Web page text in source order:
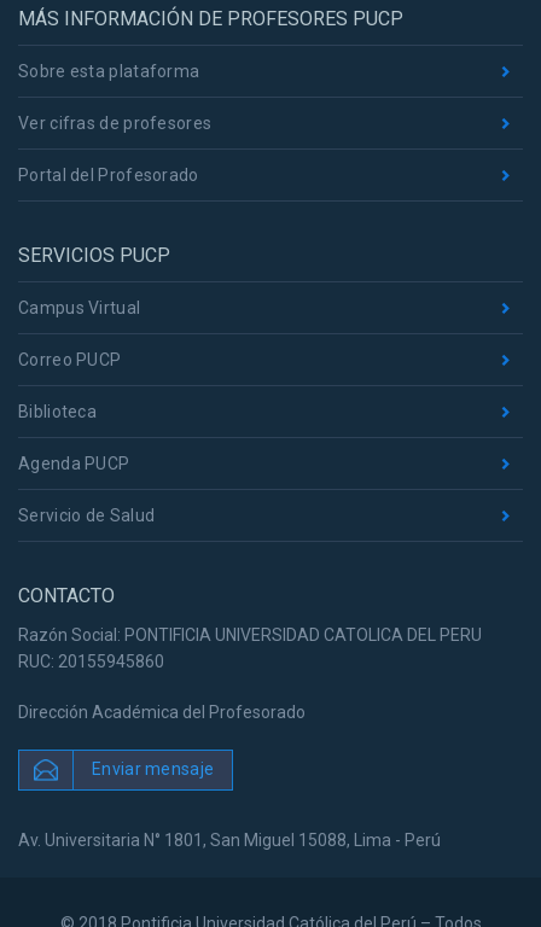
MÁS INFORMACIÓN DE PROFESORES PUCP
Sobre esta plataforma
Ver cifras de profesores
Portal del Profesorado
SERVICIOS PUCP
Campus Virtual
Correo PUCP
Biblioteca
Agenda PUCP
Servicio de Salud
CONTACTO
Razón Social: PONTIFICIA UNIVERSIDAD CATOLICA DEL PERU
RUC: 20155945860
Dirección Académica del Profesorado
Enviar mensaje
Av. Universitaria N° 1801, San Miguel 15088, Lima - Perú